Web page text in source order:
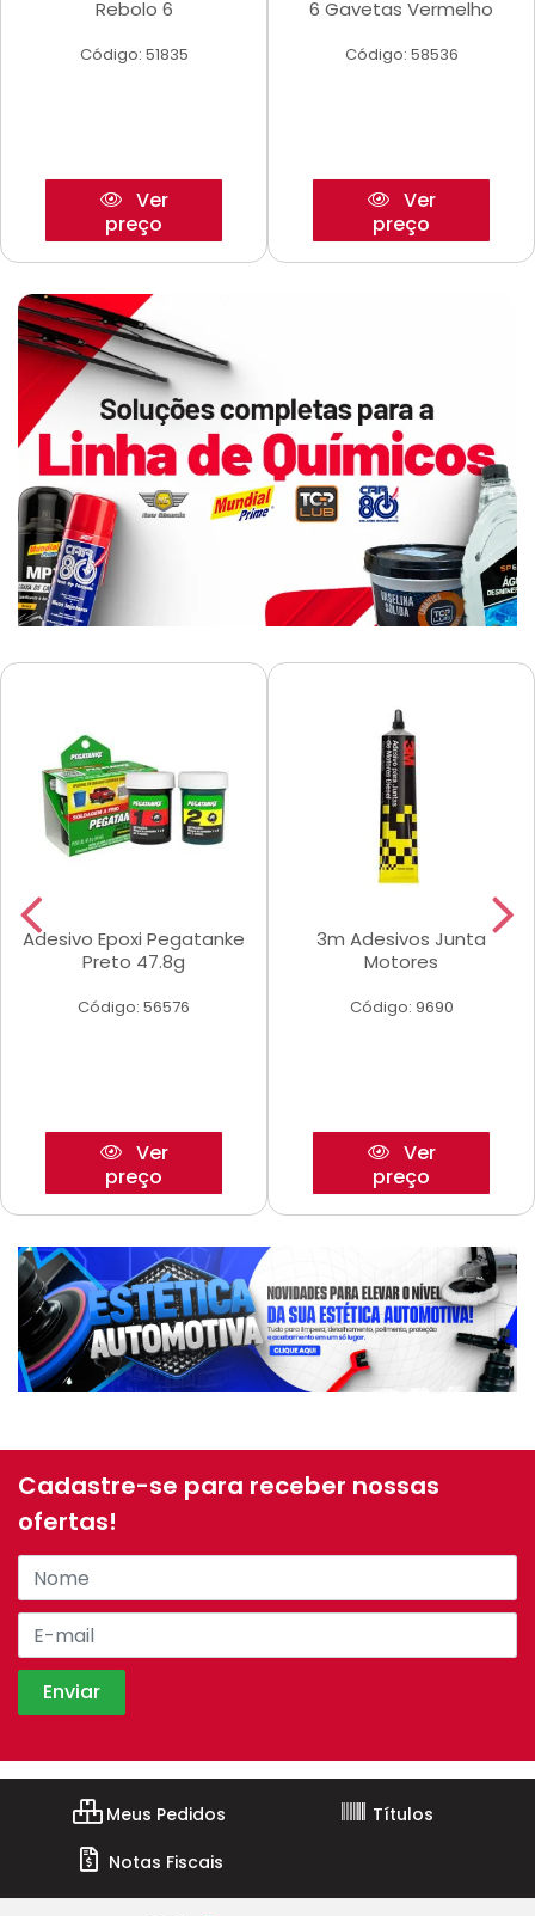
Rebolo 6
Código: 51835
Ver
preço
6 Gavetas Vermelho
Código: 58536
Ver
preço
Adesivo Epoxi Pegatanke
Preto 47.8g
Código: 56576
Ver
preço
3m Adesivos Junta
Motores
Código: 9690
Ver
preço
Cadastre-se para receber nossas
ofertas!
Meus Pedidos
Títulos
Notas Fiscais